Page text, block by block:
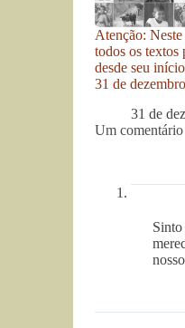
Atenção:
todos os textos
desde seu
31 de
31 de
Um comentário
Sinto